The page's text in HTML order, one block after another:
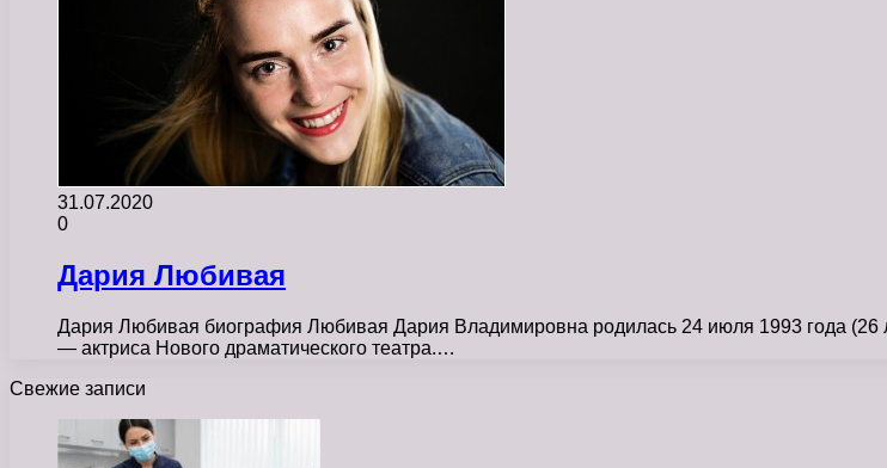
31.07.2020
0
Дария Любивая
Дария Любивая биография Любивая Дария Владимировна родилась 24 июля 1993 года (26
— актриса Нового драматического театра.…
Свежие записи